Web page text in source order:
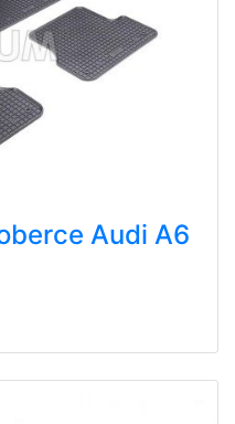
Audi A6